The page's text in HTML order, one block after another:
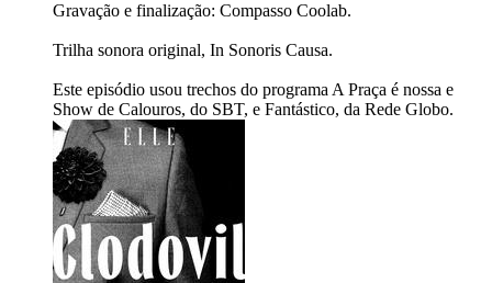
Gravação e finalização: Compasso Coolab.
Trilha sonora original, In Sonoris Causa.
Este episódio usou trechos do programa A Praça é nossa e
Show de Calouros, do SBT, e Fantástico, da Rede Globo.